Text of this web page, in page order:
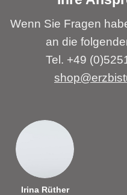
Wenn Sie Fragen
an die
Tel. +49
Irina Rüther